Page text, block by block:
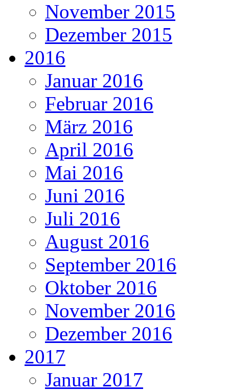
November 2015
Dezember 2015
2016
Januar 2016
Februar 2016
März 2016
April 2016
Mai 2016
Juni 2016
Juli 2016
August 2016
September 2016
Oktober 2016
November 2016
Dezember 2016
2017
Januar 2017